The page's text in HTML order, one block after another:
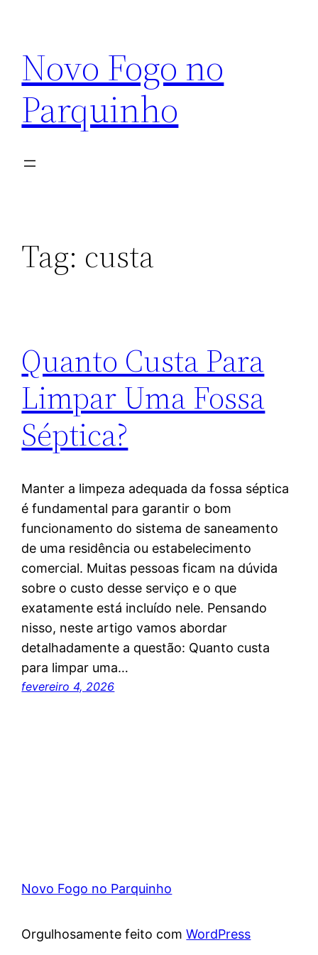
conteúdo
Novo Fogo no
Parquinho
Tag: custa
Quanto Custa Para
Limpar Uma Fossa
Séptica?
Manter a limpeza adequada da fossa séptica
é fundamental para garantir o bom
funcionamento do sistema de saneamento
de uma residência ou estabelecimento
comercial. Muitas pessoas ficam na dúvida
sobre o custo desse serviço e o que
exatamente está incluído nele. Pensando
nisso, neste artigo vamos abordar
detalhadamente a questão: Quanto custa
para limpar uma…
fevereiro 4, 2026
Novo Fogo no Parquinho
Orgulhosamente feito comWordPress